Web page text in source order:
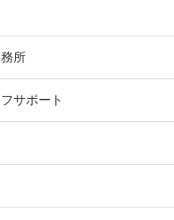
所
サポート